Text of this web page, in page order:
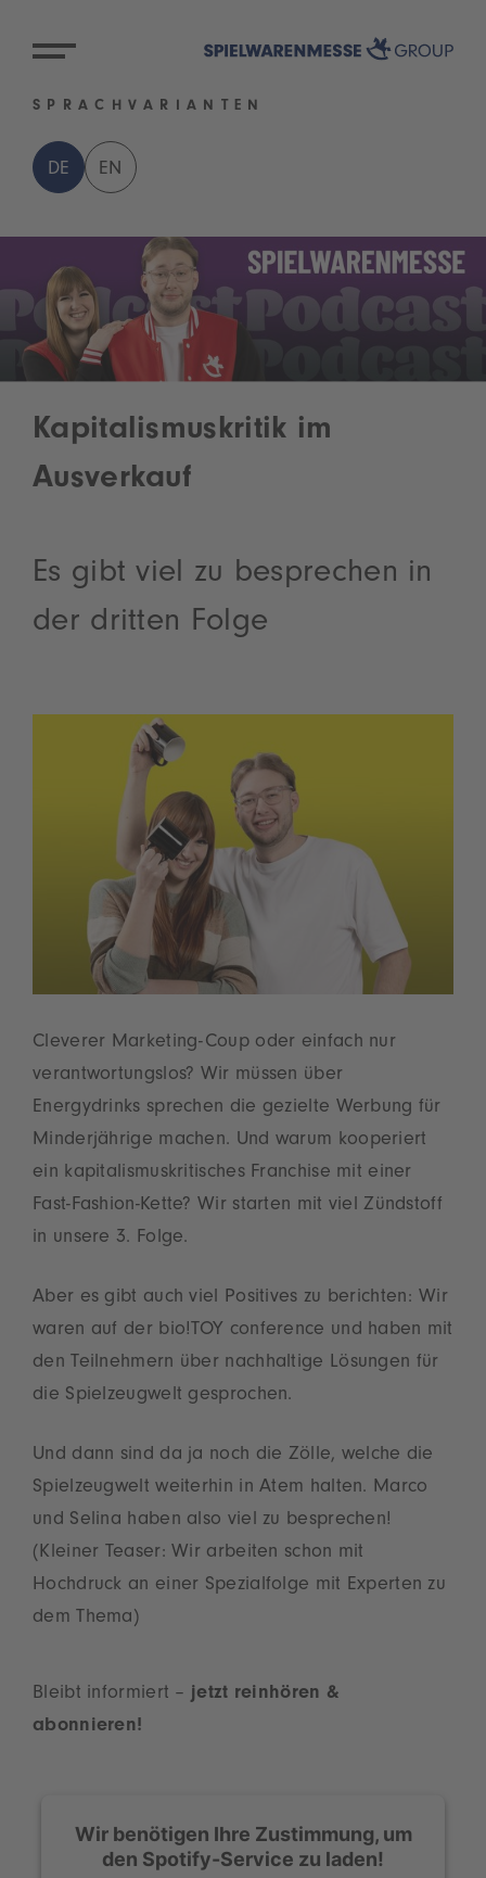
SPRACHVARIANTEN
DE EN
Kapitalismuskritik im
Ausverkauf
Es gibt viel zu besprechen in
der dritten Folge
Cleverer Marketing-Coup oder einfach nur
verantwortungslos? Wir müssen über
Energydrinks sprechen die gezielte Werbung für
Minderjährige machen. Und warum kooperiert
ein kapitalismuskritisches Franchise mit einer
Fast-Fashion-Kette? Wir starten mit viel Zündstoff
in unsere 3. Folge.
Aber es gibt auch viel Positives zu berichten: Wir
waren auf der bio!TOY conference und haben mit
den Teilnehmern über nachhaltige Lösungen für
die Spielzeugwelt gesprochen.
Und dann sind da ja noch die Zölle, welche die
Spielzeugwelt weiterhin in Atem halten. Marco
und Selina haben also viel zu besprechen!
(Kleiner Teaser: Wir arbeiten schon mit
Hochdruck an einer Spezialfolge mit Experten zu
dem Thema)
Bleibt informiert – jetzt reinhören &
abonnieren!
Wir benötigen Ihre Zustimmung, um
den Spotify-Service zu laden!